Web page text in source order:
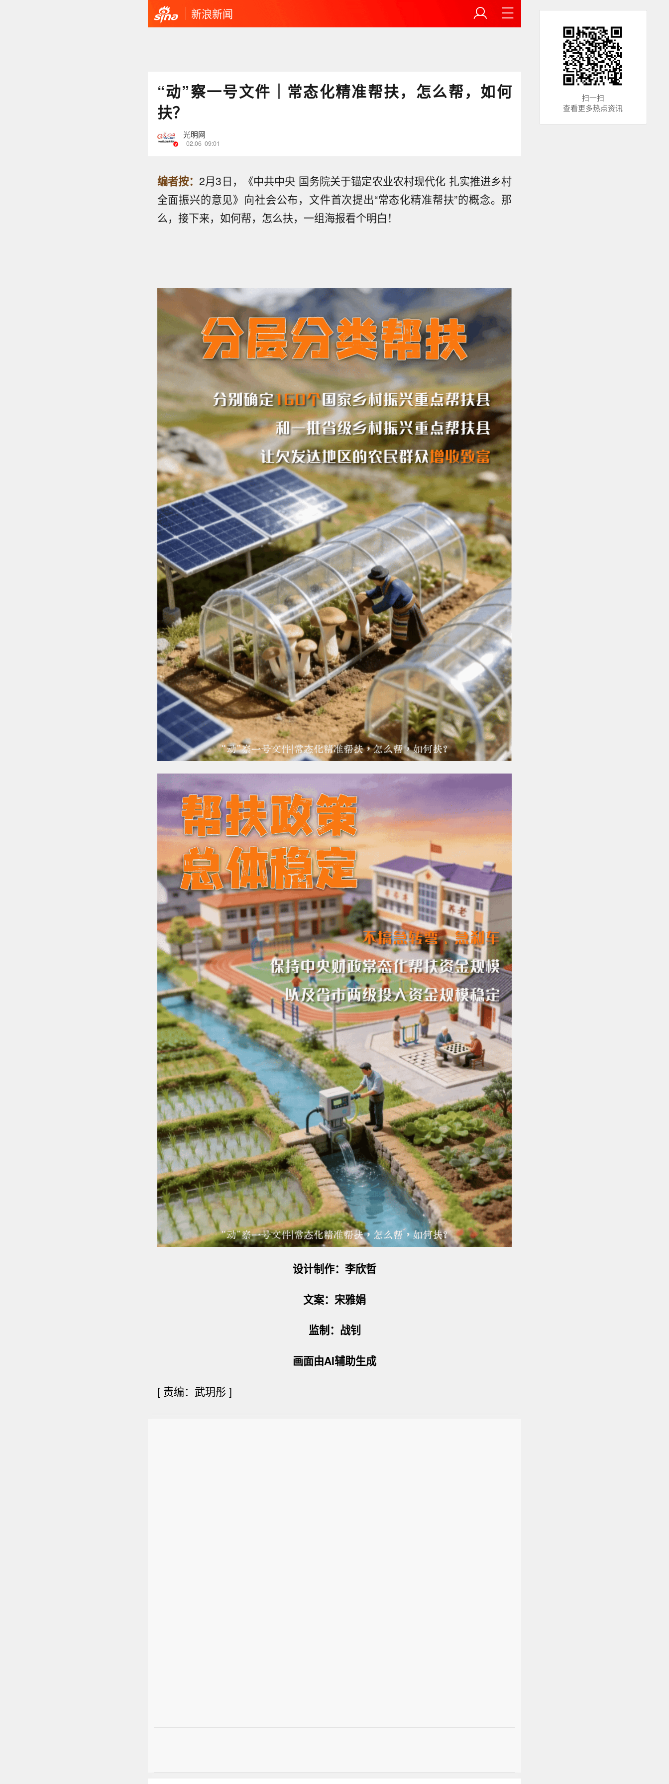
新浪新闻
“动”察一号文件｜常态化精准帮扶，怎么帮，如何
扶？
光明网
02.06 09:01
编者按：2月3日，《中共中央 国务院关于锚定农业农村现代化 扎实推进乡村
全面振兴的意见》向社会公布，文件首次提出“常态化精准帮扶”的概念。那
么，接下来，如何帮，怎么扶，一组海报看个明白！
设计制作：李欣哲
文案：宋雅娟
监制：战钊
画面由AI辅助生成
[ 责编：武玥彤 ]
扫一扫
查看更多热点资讯